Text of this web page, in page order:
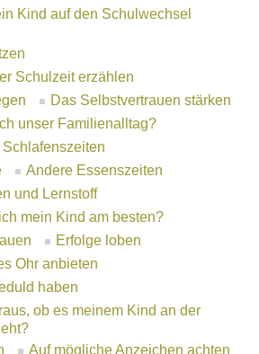
Kind auf den Schulwechsel
Schulzeit erzählen
Das Selbstvertrauen stärken
unser Familienalltag?
Andere Essenszeiten
und Lernstoff
mein Kind am besten?
Erfolge loben
Ohr anbieten
haben
ob es meinem Kind an der
Auf mögliche Anzeichen achten